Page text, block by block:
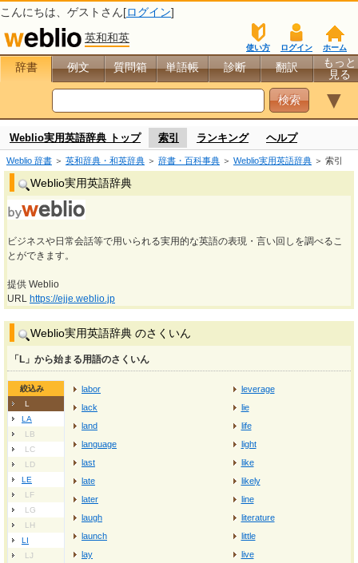
こんにちは、 ゲスト さん[ログイン]
英和和英
ホーム
ログイン
使い方
辞書 例文 質問箱 単語帳 診断 翻訳
もっと
見る
▼
Weblio実用英語辞典 トップ 索引 ランキング ヘルプ
Weblio 辞書 ＞ 英和辞典・和英辞典 ＞ 辞書・百科事典 ＞ Weblio実用英語辞典 ＞ 索引
Weblio実用英語辞典
ビジネスや日常会話等で用いられる実用的な英語の表現・言い回しを調べるこ
とができます。
提供 Weblio
URL https://ejje.weblio.jp
Weblio実用英語辞典 のさくいん
「L」から始まる用語のさくいん
絞込み
L
LA
LB
LC
LD
LE
LF
LG
LH
LI
LJ
labor
lack
land
language
last
late
later
laugh
launch
lay
leverage
lie
life
light
like
likely
line
literature
little
live